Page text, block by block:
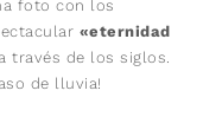
foto con los
«eternidad
través de los siglos.
de lluvia!